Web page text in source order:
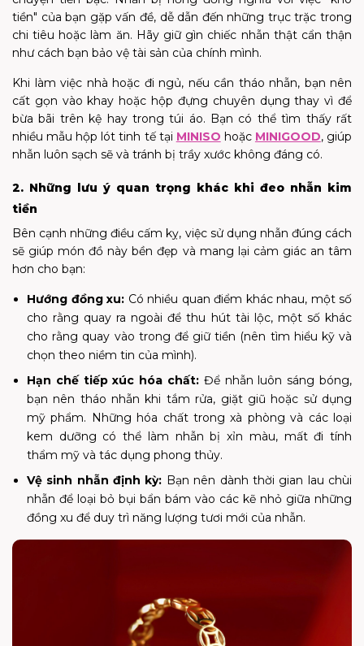
tiền" của bạn gặp vấn đề, dễ dẫn đến những trục trặc trong
chi tiêu hoặc làm ăn. Hãy giữ gìn chiếc nhẫn thật cẩn thận
như cách bạn bảo vệ tài sản của chính mình.
Khi làm việc nhà hoặc đi ngủ, nếu cần tháo nhẫn, bạn nên
cất gọn vào khay hoặc hộp đựng chuyên dụng thay vì để
bừa bãi trên kệ hay trong túi áo. Bạn có thể tìm thấy rất
nhiều mẫu hộp lót tinh tế tại MINISO hoặc MINIGOOD, giúp
nhẫn luôn sạch sẽ và tránh bị trầy xước không đáng có.
2. Những lưu ý quan trọng khác khi đeo nhẫn kim
tiền
Bên cạnh những điều cấm kỵ, việc sử dụng nhẫn đúng cách
sẽ giúp món đồ này bền đẹp và mang lại cảm giác an tâm
hơn cho bạn:
Hướng đồng xu: Có nhiều quan điểm khác nhau, một số
cho rằng quay ra ngoài để thu hút tài lộc, một số khác
cho rằng quay vào trong để giữ tiền (nên tìm hiểu kỹ và
chọn theo niềm tin của mình).
Hạn chế tiếp xúc hóa chất: Để nhẫn luôn sáng bóng,
bạn nên tháo nhẫn khi tắm rửa, giặt giũ hoặc sử dụng
mỹ phẩm. Những hóa chất trong xà phòng và các loại
kem dưỡng có thể làm nhẫn bị xỉn màu, mất đi tính
thẩm mỹ và tác dụng phong thủy.
Vệ sinh nhẫn định kỳ: Bạn nên dành thời gian lau chùi
nhẫn để loại bỏ bụi bẩn bám vào các kẽ nhỏ giữa những
đồng xu để duy trì năng lượng tươi mới của nhẫn.